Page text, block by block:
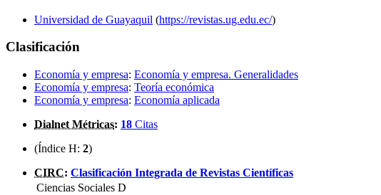
Universidad de Guayaquil (https://revistas.ug.edu.ec/)
Clasificación
Economía y empresa: Economía y empresa. Generalidades
Economía y empresa: Teoría económica
Economía y empresa: Economía aplicada
Dialnet Métricas: 18 Citas
(Índice H: 2)
CIRC: Clasificación Integrada de Revistas Científicas
Ciencias Sociales D